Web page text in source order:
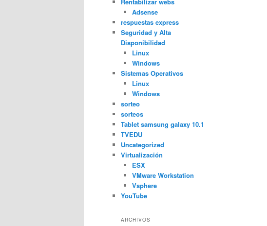
Adsense
respuestas express
Seguridad y Alta
Disponibilidad
Linux
Windows
Sistemas Operativos
Linux
Windows
sorteo
sorteos
Tablet samsung galaxy 10.1
TVEDU
Uncategorized
Virtualización
ESX
VMware Workstation
Vsphere
YouTube
ARCHIVOS